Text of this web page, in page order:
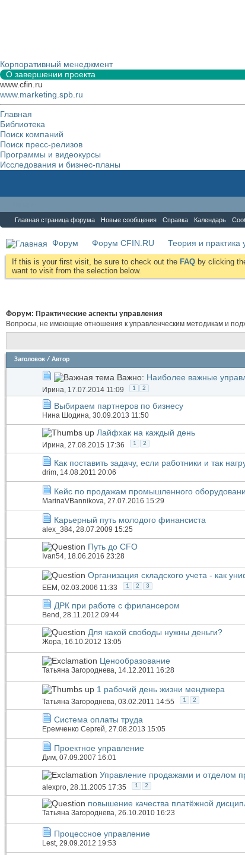
Корпоративный менеджмент
О завершении проекта
www.cfin.ru
www.marketing.spb.ru
Главная
Библиотека
Поиск компаний
Поиск пресс-релизов
Программы и видеокурсы
Исследования и бизнес-планы
Главная страница форума Новые сообщения Справка Календарь
Форум Форум CFIN.RU Теория и практика
If this is your first visit, be sure to check out the FAQ by clicking
want to visit from the selection below.
Форум: Практические аспекты управления
Вопросы, не имеющие отношения к управленческим методикам и
Заголовок / Автор
Важно: Наиболее важные
Иринa, 17.07.2014 11:09 1 2
Выбираем партнеров по бизнесу
Нина Шодина, 30.09.2013 11:50
Лайфхак на каждый день
Иринa, 27.08.2015 17:36 1 2
Как поставить задачу, если работники и так
drim, 14.08.2011 20:06
Кейс по продажам промышленного
MarinaVBannikova, 27.07.2016 15:29
Карьерный путь молодого финансиста
alex_384, 28.07.2009 15:25
Путь до CFO
Ivan54, 18.06.2016 23:28
Организация складского учета - как
EEM , 02.03.2006 11:33 1 2 3
ДРК при работе с фрилансером
Bend , 28.11.2012 09:44
Для какой свободы нужны деньги?
Жора, 16.10.2012 13:05
Ценообразование
Татьяна Загороднева, 14.12.2011 16:28
1 рабочий день жизни менджера
Татьяна Загороднева, 03.02.2011 14:55 1 2
Система оплаты труда
Еремченко Сергей, 27.08.2013 15:05
Проектное управление
Дим, 07.09.2007 16:01
Управление продажами и отделом
alexpro, 28.11.2005 17:35 1 2
повышение качества платёжной
Татьяна Загороднева, 26.10.2010 16:23
Процессное управление
Lest, 29.09.2012 19:53